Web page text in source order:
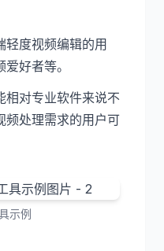
轻度视频编辑的用
好者等。
相对专业软件来说不
频处理需求的用户可
示例